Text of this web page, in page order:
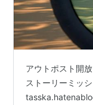
アウトポスト開
ストーリーミッ